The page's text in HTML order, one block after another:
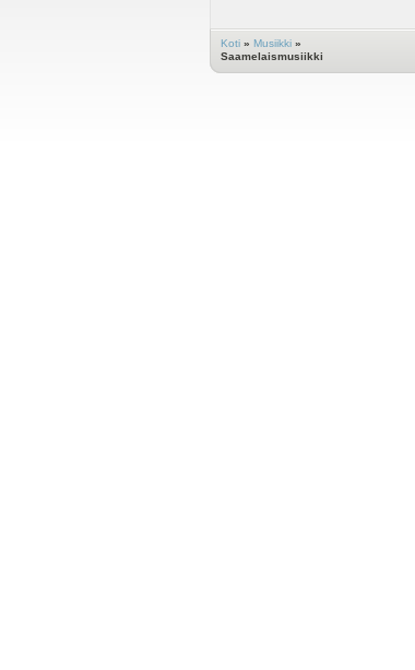
Koti » Musiikki »
Saamelaismusiikki